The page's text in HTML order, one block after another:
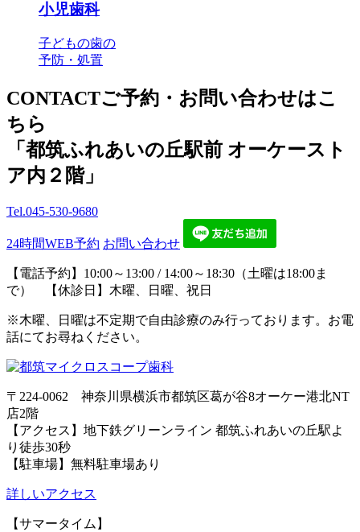
小児歯科
子どもの歯の
予防・処置
CONTACTご予約・お問い合わせはこ
ちら
「都筑ふれあいの丘駅前 オーケースト
ア内２階」
Tel.045-530-9680
24時間WEB予約 お問い合わせ
【電話予約】10:00～13:00 / 14:00～18:30（土曜は18:00ま
で） 【休診日】木曜、日曜、祝日
※木曜、日曜は不定期で自由診療のみ行っております。お電
話にてお尋ねください。
〒224-0062 神奈川県横浜市都筑区葛が谷8オーケー港北NT
店2階
【アクセス】地下鉄グリーンライン 都筑ふれあいの丘駅よ
り徒歩30秒
【駐車場】無料駐車場あり
詳しいアクセス
【サマータイム】